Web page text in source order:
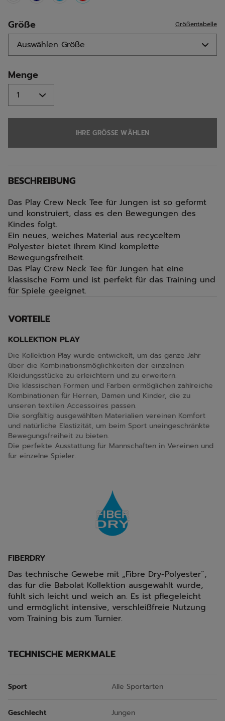
selected
Größe Größentabelle
Menge
IHRE GRÖSSE WÄHLEN
BESCHREIBUNG
Das Play Crew Neck Tee für Jungen ist so geformt
und konstruiert, dass es den Bewegungen des
Kindes folgt.
Ein neues, weiches Material aus recyceltem
Polyester bietet Ihrem Kind komplette
Bewegungsfreiheit.
Das Play Crew Neck Tee für Jungen hat eine
klassische Form und ist perfekt für das Training und
für Spiele geeignet.
VORTEILE
KOLLEKTION PLAY
Die Kollektion Play wurde entwickelt, um das ganze Jahr
über die Kombinationsmöglichkeiten der einzelnen
Kleidungsstücke zu erleichtern und zu erweitern.
Die klassischen Formen und Farben ermöglichen zahlreiche
Kombinationen für Herren, Damen und Kinder, die zu
unseren textilen Accessoires passen.
Die sorgfältig ausgewählten Materialien vereinen Komfort
und natürliche Elastizität, um beim Sport uneingeschränkte
Bewegungsfreiheit zu bieten.
Die perfekte Ausstattung für Mannschaften in Vereinen und
für einzelne Spieler.
FIBERDRY
Das technische Gewebe mit „Fibre Dry-Polyester“,
das für die Babolat Kollektion ausgewählt wurde,
fühlt sich leicht und weich an. Es ist pflegeleicht
und ermöglicht intensive, verschleißfreie Nutzung
vom Training bis zum Turnier.
TECHNISCHE MERKMALE
Sport Alle Sportarten
Geschlecht Jungen